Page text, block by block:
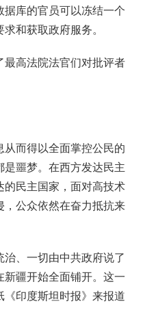
库的官员可以冻结一个
和获取政府服务。
高法院法官们对批评者
而得以全面掌控公民的
噩梦。在西方发达民主
民主国家，面对高技术
公众依然在奋力抵抗来
、一切由中共政府说了
疆开始全面铺开。这一
印度斯坦时报》来报道